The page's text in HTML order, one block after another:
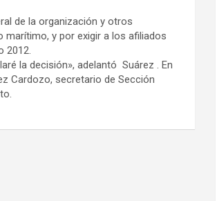
de la organización y otros
marítimo, y por exigir a los afiliados
2012.
la decisión», adelantó Suárez . En
Cardozo, secretario de Sección